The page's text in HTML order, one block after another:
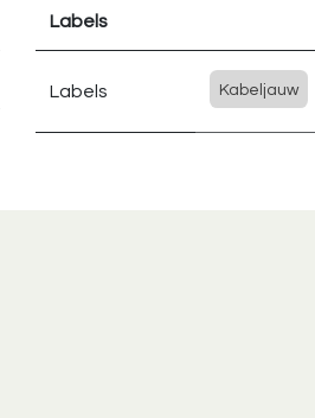
Labels
Labels Kabeljauw